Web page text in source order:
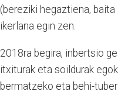
(bereziki hegaztiena,
ikerlana egin zen.
2018ra begira, inbertsio
itxiturak eta soildurak
bermatzeko eta behi-